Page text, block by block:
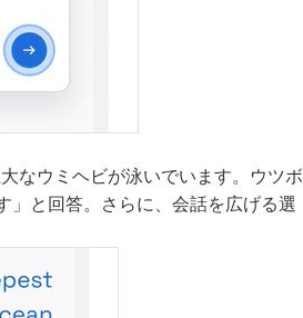
なウミヘビが泳いでいます。ウツボ
」と回答。さらに、会話を広げる選